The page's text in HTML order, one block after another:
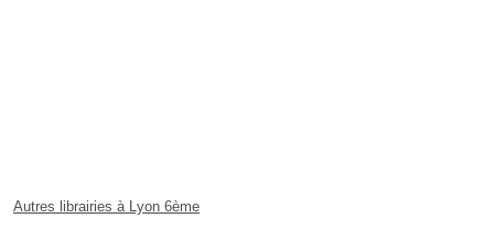
Autres librairies à Lyon 6ème